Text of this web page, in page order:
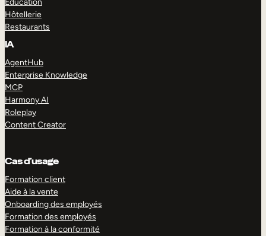
Hôtellerie
Restaurants
IA
AgentHub
Enterprise Knowledge
MCP
Harmony AI
Roleplay
Content Creator
Cas d’usage
Formation client
Aide à la vente
Onboarding des employés
Formation des employés
Formation à la conformité